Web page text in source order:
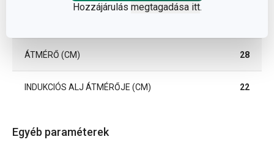
Hozzájárulás megtagadása itt.
ÁTMÉRŐ (CM) 28
INDUKCIÓS ALJ ÁTMÉRŐJE (CM) 22
Egyéb paraméterek